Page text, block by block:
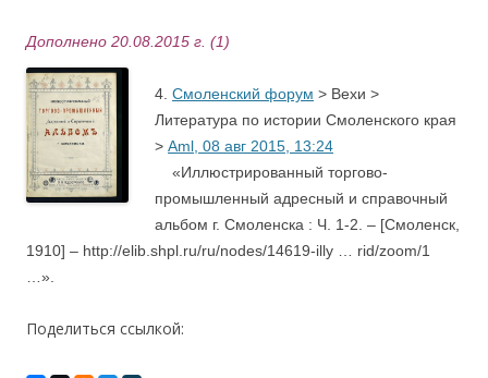
Дополнено 20.08.2015 г. (1)
4. Смоленский форум > Вехи >
Литература по истории Смоленского края
> Aml, 08 авг 2015, 13:24
«Иллюстрированный торгово-
промышленный адресный и справочный
альбом г. Смоленска : Ч. 1-2. – [Смоленск,
1910] – http://elib.shpl.ru/ru/nodes/14619-illy … rid/zoom/1
…».
Поделиться ссылкой: